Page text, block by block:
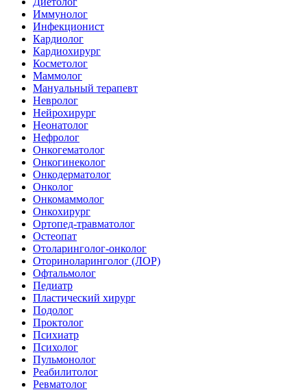
Иммунолог
Инфекционист
Кардиолог
Кардиохирург
Косметолог
Маммолог
Мануальный терапевт
Невролог
Нейрохирург
Неонатолог
Нефролог
Онкогематолог
Онкогинеколог
Онкодерматолог
Онколог
Онкомаммолог
Онкохирург
Ортопед-травматолог
Остеопат
Отоларинголог-онколог
Оториноларинголог (ЛОР)
Офтальмолог
Педиатр
Пластический хирург
Подолог
Проктолог
Психиатр
Психолог
Пульмонолог
Реабилитолог
Ревматолог